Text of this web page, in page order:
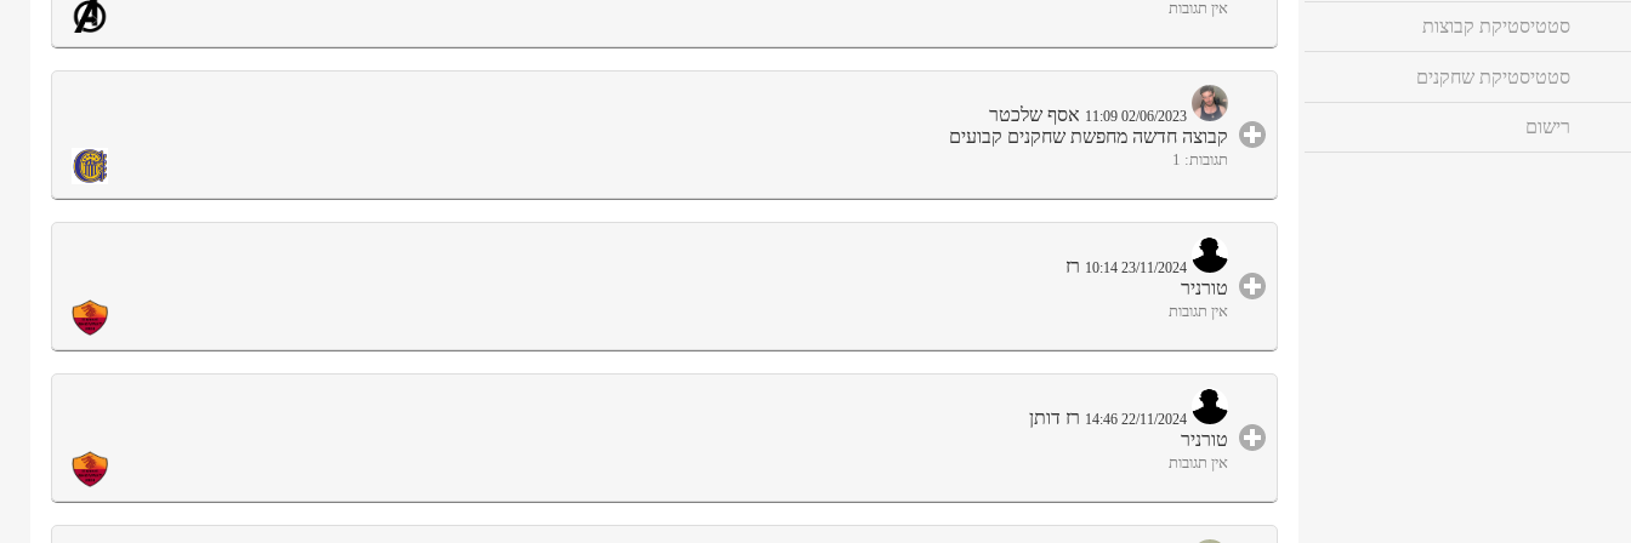
אין תגובות
expand
contents
02/06/2023 11:09
אסף שלכטר
קבוצה חדשה מחפשת שחקנים קבועים
תגובות: 1
expand
contents
23/11/2024 10:14
רז
טורניר
אין תגובות
expand
contents
22/11/2024 14:46
רז דותן
טורניר
אין תגובות
expand
contents
סטטיסטיקת קבוצות
סטטיסטיקת שחקנים
רישום